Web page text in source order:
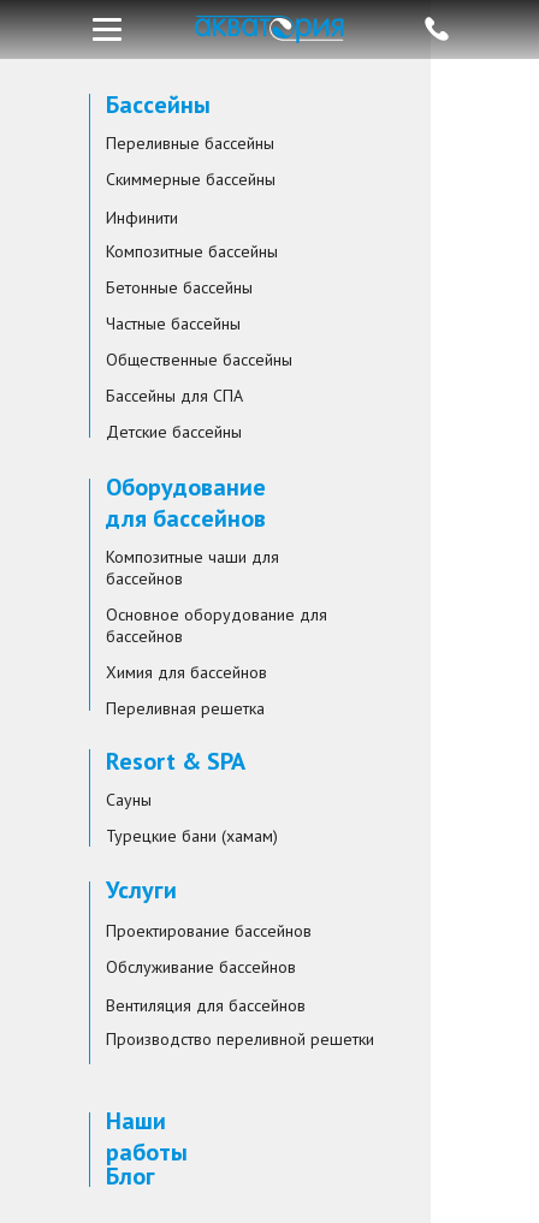
Бассейны
Переливные бассейны
Скиммерные бассейны
Инфинити
Композитные бассейны
Бетонные бассейны
Частные бассейны
Общественные бассейны
Бассейны для СПА
Детские бассейны
Оборудование
для бассейнов
Композитные чаши для
бассейнов
Основное оборудование для
бассейнов
Химия для бассейнов
Переливная решетка
Resort & SPA
Сауны
Турецкие бани (хамам)
Услуги
Проектирование бассейнов
Обслуживание бассейнов
Вентиляция для бассейнов
Производство переливной решетки
Наши
работы
Блог